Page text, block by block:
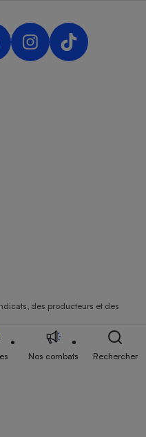
des producteurs et des
Nos combats Rechercher